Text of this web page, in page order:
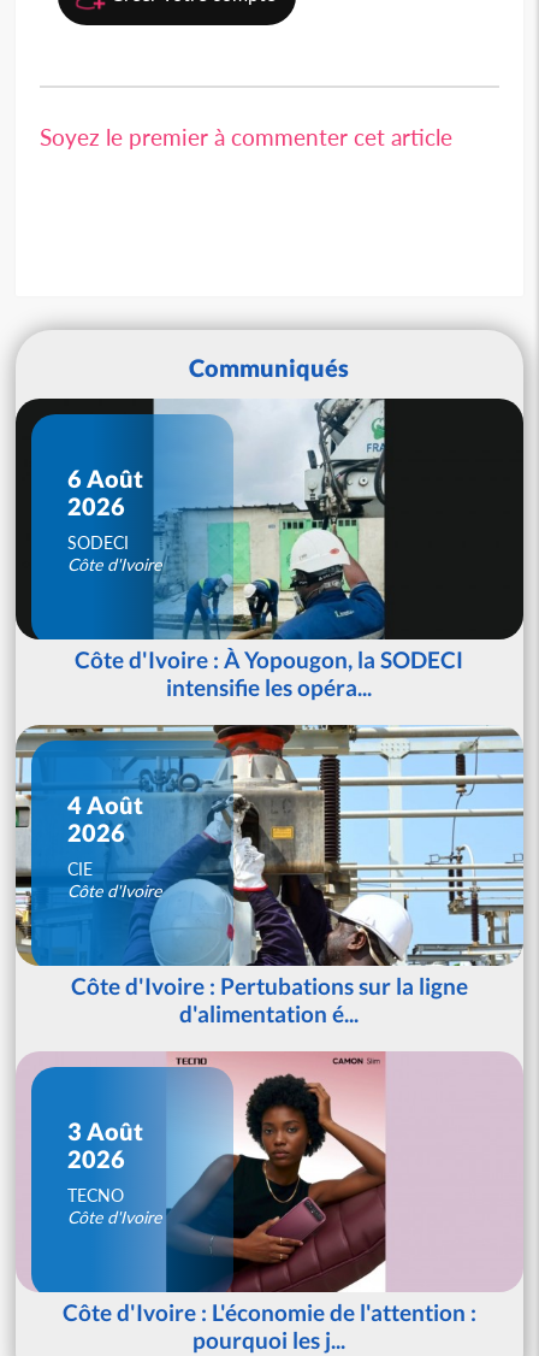
Soyez le premier à commenter cet article
Communiqués
6 Août
2026
SODECI
Côte d'Ivoire
Côte d'Ivoire : À Yopougon, la SODECI
intensifie les opéra...
4 Août
2026
CIE
Côte d'Ivoire
Côte d'Ivoire : Pertubations sur la ligne
d'alimentation é...
3 Août
2026
TECNO
Côte d'Ivoire
Côte d'Ivoire : L'économie de l'attention :
pourquoi les j...